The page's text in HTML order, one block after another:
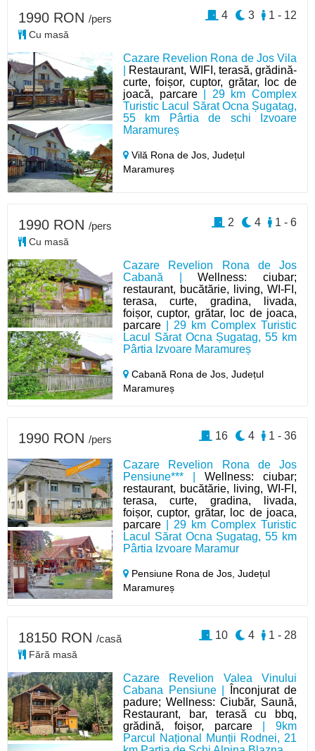
Cazare Revelion Rona de Jos Vila
Restaurant, WIFI, terasă, grădină-
curte, foișor, cuptor, grătar, loc de
joacă, parcare| 29 km Complex
Turistic Lacul Sărat Ocna Șugatag,
55 km Pârtia de schi Izvoare
Maramureș
Vilă Rona de Jos,Județul
Maramureș
1990 RON /pers
Cu masă
1 - 12
3
4
Cazare Revelion Rona de Jos
Cabană |Wellness: ciubar;
restaurant, bucătărie, living, WI-FI,
terasa, curte, gradina, livada,
foișor, cuptor, grătar, loc de joaca,
parcare | 29 km Complex Turistic
Lacul Sărat Ocna Șugatag, 55 km
Pârtia Izvoare Maramureș
Cabană Rona de Jos,Județul
Maramureș
1990 RON /pers
Cu masă
1 - 6
4
2
Cazare Revelion Rona de Jos
Pensiune*** |Wellness: ciubar;
restaurant, bucătărie, living, WI-FI,
terasa, curte, gradina, livada,
foișor, cuptor, grătar, loc de joaca,
parcare | 29 km Complex Turistic
Lacul Sărat Ocna Șugatag, 55 km
Pârtia Izvoare Maramur
Pensiune Rona de Jos,Județul
Maramureș
1990 RON /pers 1 - 36
4
16
Cazare Revelion Valea Vinului
Cabana Pensiune |
Înconjurat de
padure; Wellness: Ciubăr, Saună,
Restaurant, bar, terasă cu bbq,
grădină, foișor, parcare| 9km
Parcul Național Munții Rodnei, 21
18150 RON /casă
Fără masă
1 - 28
4
10